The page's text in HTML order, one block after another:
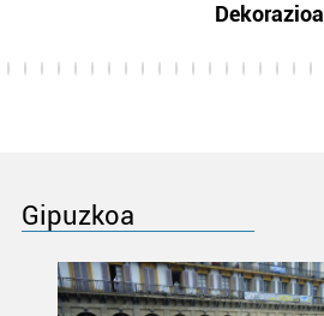
Dekorazioa
Gipuzkoa